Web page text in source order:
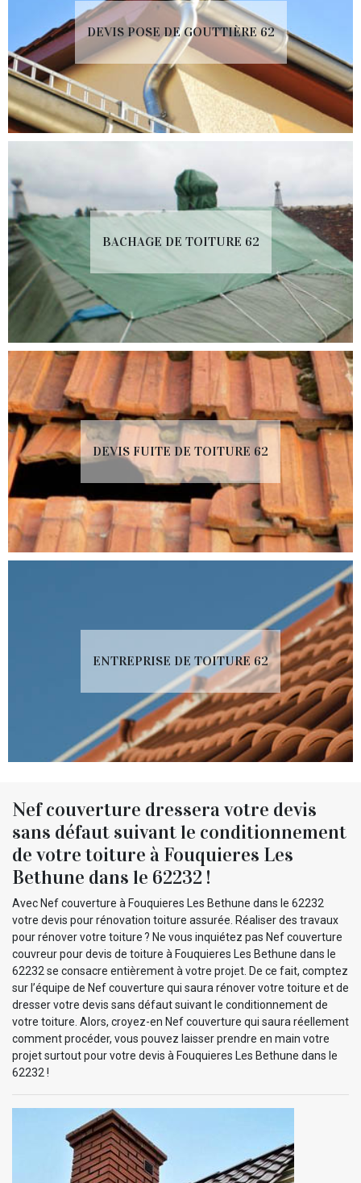
DEVIS POSE DE GOUTTIÈRE 62
BACHAGE DE TOITURE 62
DEVIS FUITE DE TOITURE 62
ENTREPRISE DE TOITURE 62
Nef couverture dressera votre devis
sans défaut suivant le conditionnement
de votre toiture à Fouquieres Les
Bethune dans le 62232 !
Avec Nef couverture à Fouquieres Les Bethune dans le 62232
votre devis pour rénovation toiture assurée. Réaliser des travaux
pour rénover votre toiture ? Ne vous inquiétez pas Nef couverture
couvreur pour devis de toiture à Fouquieres Les Bethune dans le
62232 se consacre entièrement à votre projet. De ce fait, comptez
sur l’équipe de Nef couverture qui saura rénover votre toiture et de
dresser votre devis sans défaut suivant le conditionnement de
votre toiture. Alors, croyez-en Nef couverture qui saura réellement
comment procéder, vous pouvez laisser prendre en main votre
projet surtout pour votre devis à Fouquieres Les Bethune dans le
62232 !